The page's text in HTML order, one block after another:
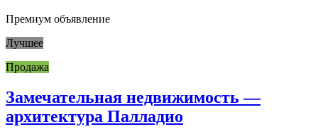
Премиум объявление
Лучшее
Продажа
Замечательная недвижимость —
архитектура Палладио